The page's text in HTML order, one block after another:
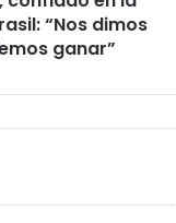
“Nos dimos
ganar”